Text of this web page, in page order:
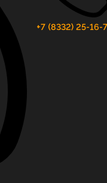
+7 (8332) 25-16-